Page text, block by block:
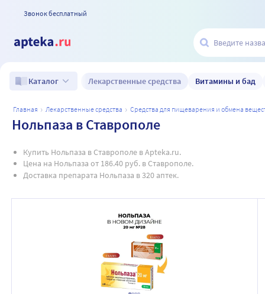
Звонок бесплатный
Каталог Лекарственные средства Витамины и бад
главная лекарственные средства средства для пищеварения и обмена
Нольпаза в Ставрополе
Купить Нольпаза в Ставрополе в Apteka.ru.
Цена на Нольпаза от 186.40 руб. в Ставрополе.
Доставка препарата Нольпаза в 320 аптек.